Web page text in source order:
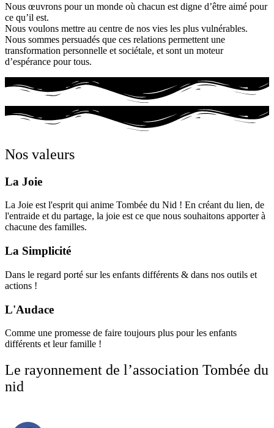
Nous œuvrons pour un monde où chacun est digne d’être aimé pour
ce qu’il est.
Nous voulons mettre au centre de nos vies les plus vulnérables.
Nous sommes persuadés que ces relations permettent une
transformation personnelle et sociétale, et sont un moteur
d’espérance pour tous.
Nos valeurs
La Joie
La Joie est l'esprit qui anime Tombée du Nid ! En créant du lien, de
l'entraide et du partage, la joie est ce que nous souhaitons apporter à
chacune des familles.
La Simplicité
Dans le regard porté sur les enfants différents & dans nos outils et
actions !
L'Audace
Comme une promesse de faire toujours plus pour les enfants
différents et leur famille !
Le rayonnement de l’association Tombée du
nid